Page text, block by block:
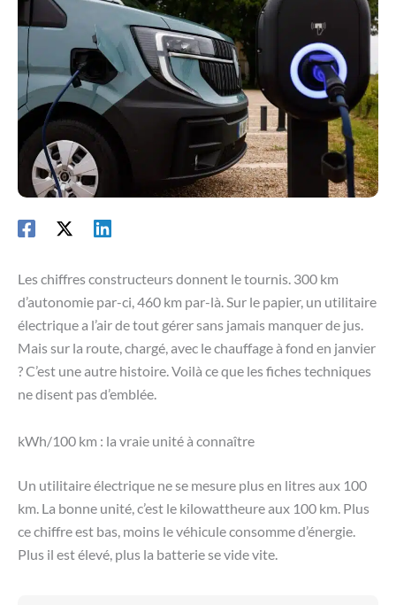
Les chiffres constructeurs donnent le tournis. 300 km
d’autonomie par-ci, 460 km par-là. Sur le papier, un utilitaire
électrique a l’air de tout gérer sans jamais manquer de jus.
Mais sur la route, chargé, avec le chauffage à fond en janvier
? C’est une autre histoire. Voilà ce que les fiches techniques
ne disent pas d’emblée.
kWh/100 km : la vraie unité à connaître
Un utilitaire électrique ne se mesure plus en litres aux 100
km. La bonne unité, c’est le kilowattheure aux 100 km. Plus
ce chiffre est bas, moins le véhicule consomme d’énergie.
Plus il est élevé, plus la batterie se vide vite.